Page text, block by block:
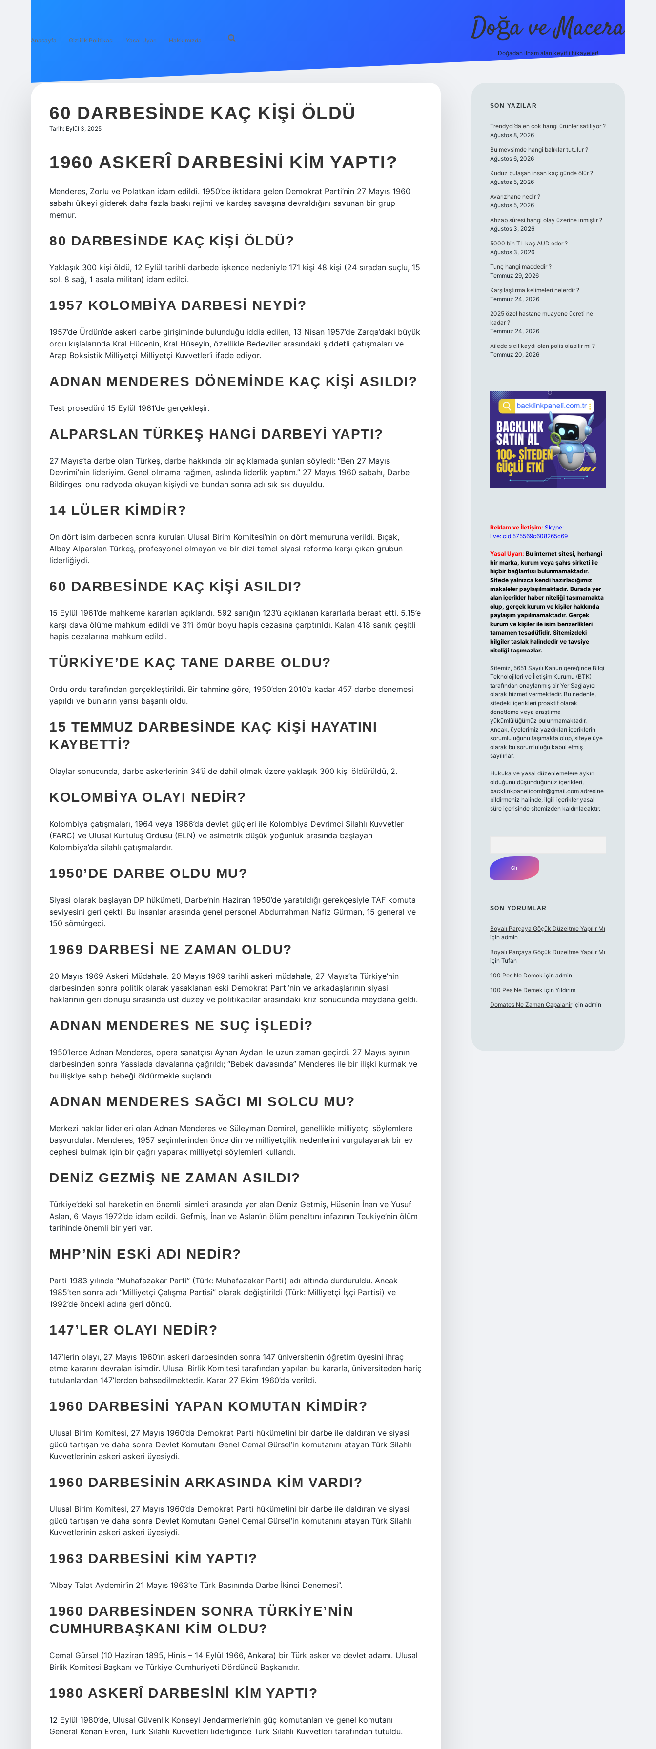
Anasayfa Gizlilik Politikası Yasal Uyarı Hakkımızda Doğa ve Macera
Doğadan ilham alan keyifli hikayeler!
60 DARBESINDE KAÇ KIŞI ÖLDÜ
Tarih: Eylül 3, 2025
1960 ASKERÎ DARBESINI KIM YAPTI?
Menderes, Zorlu ve Polatkan idam edildi. 1950’de iktidara gelen Demokrat Parti’nin 27 Mayıs 1960
sabahı ülkeyi giderek daha fazla baskı rejimi ve kardeş savaşına devraldığını savunan bir grup
memur.
80 DARBESINDE KAÇ KIŞI ÖLDÜ?
Yaklaşık 300 kişi öldü, 12 Eylül tarihli darbede işkence nedeniyle 171 kişi 48 kişi (24 sıradan suçlu, 15
sol, 8 sağ, 1 asala militan) idam edildi.
1957 KOLOMBIYA DARBESI NEYDI?
1957’de Ürdün’de askeri darbe girişiminde bulunduğu iddia edilen, 13 Nisan 1957’de Zarqa’daki büyük
ordu kışlalarında Kral Hücenin, Kral Hüseyin, özellikle Bedeviler arasındaki şiddetli çatışmaları ve
Arap Boksistik Milliyetçi Milliyetçi Kuvvetler’i ifade ediyor.
ADNAN MENDERES DÖNEMINDE KAÇ KIŞI ASILDI?
Test prosedürü 15 Eylül 1961’de gerçekleşir.
ALPARSLAN TÜRKEŞ HANGI DARBEYI YAPTI?
27 Mayıs’ta darbe olan Türkeş, darbe hakkında bir açıklamada şunları söyledi: “Ben 27 Mayıs
Devrimi’nin lideriyim. Genel olmama rağmen, aslında liderlik yaptım.” 27 Mayıs 1960 sabahı, Darbe
Bildirgesi onu radyoda okuyan kişiydi ve bundan sonra adı sık sık duyuldu.
14 LÜLER KIMDIR?
On dört isim darbeden sonra kurulan Ulusal Birim Komitesi’nin on dört memuruna verildi. Bıçak,
Albay Alparslan Türkeş, profesyonel olmayan ve bir dizi temel siyasi reforma karşı çıkan grubun
liderliğiydi.
60 DARBESINDE KAÇ KIŞI ASILDI?
15 Eylül 1961’de mahkeme kararları açıklandı. 592 sanığın 123’ü açıklanan kararlarla beraat etti. 5.15’e
karşı dava ölüme mahkum edildi ve 31’i ömür boyu hapis cezasına çarptırıldı. Kalan 418 sanık çeşitli
hapis cezalarına mahkum edildi.
TÜRKIYE’DE KAÇ TANE DARBE OLDU?
Ordu ordu tarafından gerçekleştirildi. Bir tahmine göre, 1950’den 2010’a kadar 457 darbe denemesi
yapıldı ve bunların yarısı başarılı oldu.
15 TEMMUZ DARBESINDE KAÇ KIŞI HAYATINI
KAYBETTI?
Olaylar sonucunda, darbe askerlerinin 34’ü de dahil olmak üzere yaklaşık 300 kişi öldürüldü, 2.
KOLOMBIYA OLAYI NEDIR?
Kolombiya çatışmaları, 1964 veya 1966’da devlet güçleri ile Kolombiya Devrimci Silahlı Kuvvetler
(FARC) ve Ulusal Kurtuluş Ordusu (ELN) ve asimetrik düşük yoğunluk arasında başlayan
Kolombiya’da silahlı çatışmalardır.
1950’DE DARBE OLDU MU?
Siyasi olarak başlayan DP hükümeti, Darbe’nin Haziran 1950’de yaratıldığı gerekçesiyle TAF komuta
seviyesini geri çekti. Bu insanlar arasında genel personel Abdurrahman Nafiz Gürman, 15 general ve
150 sömürgeci.
1969 DARBESI NE ZAMAN OLDU?
20 Mayıs 1969 Askeri Müdahale. 20 Mayıs 1969 tarihli askeri müdahale, 27 Mayıs’ta Türkiye’nin
darbesinden sonra politik olarak yasaklanan eski Demokrat Parti’nin ve arkadaşlarının siyasi
haklarının geri dönüşü sırasında üst düzey ve politikacılar arasındaki kriz sonucunda meydana geldi.
ADNAN MENDERES NE SUÇ IŞLEDI?
1950’lerde Adnan Menderes, opera sanatçısı Ayhan Aydan ile uzun zaman geçirdi. 27 Mayıs ayının
darbesinden sonra Yassiada davalarına çağrıldı; “Bebek davasında” Menderes ile bir ilişki kurmak ve
bu ilişkiye sahip bebeği öldürmekle suçlandı.
ADNAN MENDERES SAĞCI MI SOLCU MU?
Merkezi haklar liderleri olan Adnan Menderes ve Süleyman Demirel, genellikle milliyetçi söylemlere
başvurdular. Menderes, 1957 seçimlerinden önce din ve milliyetçilik nedenlerini vurgulayarak bir ev
cephesi bulmak için bir çağrı yaparak milliyetçi söylemleri kullandı.
DENIZ GEZMIŞ NE ZAMAN ASILDI?
Türkiye’deki sol hareketin en önemli isimleri arasında yer alan Deniz Getmiş, Hüsenin İnan ve Yusuf
Aslan, 6 Mayıs 1972’de idam edildi. Gefmiş, İnan ve Aslan’ın ölüm penaltını infazının Teukiye’nin ölüm
tarihinde önemli bir yeri var.
MHP’NIN ESKI ADI NEDIR?
Parti 1983 yılında “Muhafazakar Parti” (Türk: Muhafazakar Parti) adı altında durduruldu. Ancak
1985’ten sonra adı “Milliyetçi Çalışma Partisi” olarak değiştirildi (Türk: Milliyetçi İşçi Partisi) ve
1992’de önceki adına geri döndü.
147’LER OLAYI NEDIR?
147’lerin olayı, 27 Mayıs 1960’ın askeri darbesinden sonra 147 üniversitenin öğretim üyesini ihraç
etme kararını devralan isimdir. Ulusal Birlik Komitesi tarafından yapılan bu kararla, üniversiteden hariç
tutulanlardan 147’lerden bahsedilmektedir. Karar 27 Ekim 1960’da verildi.
1960 DARBESINI YAPAN KOMUTAN KIMDIR?
Ulusal Birim Komitesi, 27 Mayıs 1960’da Demokrat Parti hükümetini bir darbe ile daldıran ve siyasi
gücü tartışan ve daha sonra Devlet Komutanı Genel Cemal Gürsel’in komutanını atayan Türk Silahlı
Kuvvetlerinin askeri askeri üyesiydi.
1960 DARBESININ ARKASINDA KIM VARDI?
Ulusal Birim Komitesi, 27 Mayıs 1960’da Demokrat Parti hükümetini bir darbe ile daldıran ve siyasi
gücü tartışan ve daha sonra Devlet Komutanı Genel Cemal Gürsel’in komutanını atayan Türk Silahlı
Kuvvetlerinin askeri askeri üyesiydi.
1963 DARBESINI KIM YAPTI?
“Albay Talat Aydemir’in 21 Mayıs 1963’te Türk Basınında Darbe İkinci Denemesi”.
1960 DARBESINDEN SONRA TÜRKIYE’NIN
CUMHURBAŞKANI KIM OLDU?
Cemal Gürsel (10 Haziran 1895, Hinis – 14 Eylül 1966, Ankara) bir Türk asker ve devlet adamı. Ulusal
Birlik Komitesi Başkanı ve Türkiye Cumhuriyeti Dördüncü Başkanıdır.
1980 ASKERÎ DARBESINI KIM YAPTI?
12 Eylül 1980’de, Ulusal Güvenlik Konseyi Jendarmerie’nin güç komutanları ve genel komutanı
General Kenan Evren, Türk Silahlı Kuvvetleri liderliğinde Türk Silahlı Kuvvetleri tarafından tutuldu.
SIDEBAR
SON YAZILAR
Trendyol’da en çok hangi ürünler satılıyor ?
Ağustos 8, 2026
Bu mevsimde hangi balıklar tutulur ?
Ağustos 6, 2026
Kuduz bulaşan insan kaç günde ölür ?
Ağustos 5, 2026
Avarızhane nedir ?
Ağustos 5, 2026
Ahzab sûresi hangi olay üzerine ınmıştır ?
Ağustos 3, 2026
5000 bin TL kaç AUD eder ?
Ağustos 3, 2026
Tunç hangi maddedir ?
Temmuz 29, 2026
Karşılaştırma kelimeleri nelerdir ?
Temmuz 24, 2026
2025 özel hastane muayene ücreti ne
kadar ?
Temmuz 24, 2026
Ailede sicil kaydı olan polis olabilir mi ?
Temmuz 20, 2026
Reklam ve İletişim: Skype:
live:.cid.575569c608265c69
Yasal Uyarı: Bu internet sitesi, herhangi
bir marka, kurum veya şahıs şirketi ile
hiçbir bağlantısı bulunmamaktadır.
Sitede yalnızca kendi hazırladığımız
makaleler paylaşılmaktadır. Burada yer
alan içerikler haber niteliği taşımamakta
olup, gerçek kurum ve kişiler hakkında
paylaşım yapılmamaktadır. Gerçek
kurum ve kişiler ile isim benzerlikleri
tamamen tesadüfidir. Sitemizdeki
bilgiler taslak halindedir ve tavsiye
niteliği taşımazlar.
Sitemiz, 5651 Sayılı Kanun gereğince Bilgi
Teknolojileri ve İletişim Kurumu (BTK)
tarafından onaylanmış bir Yer Sağlayıcı
olarak hizmet vermektedir. Bu nedenle,
sitedeki içerikleri proaktif olarak
denetleme veya araştırma
yükümlülüğümüz bulunmamaktadır.
Ancak, üyelerimiz yazdıkları içeriklerin
sorumluluğunu taşımakta olup, siteye üye
olarak bu sorumluluğu kabul etmiş
sayılırlar.
Hukuka ve yasal düzenlemelere aykırı
olduğunu düşündüğünüz içerikleri,
backlinkpanelicomtr@gmail.comadresine
bildirmeniz halinde, ilgili içerikler yasal
süre içerisinde sitemizden kaldırılacaktır.
SON YORUMLAR
Boyalı Parçaya Göçük Düzeltme Yapılır Mı
için admin
Boyalı Parçaya Göçük Düzeltme Yapılır Mı
için Tufan
100 Pes Ne Demek için admin
100 Pes Ne Demek için Yıldırım
Domates Ne Zaman Capalaniriçin admin